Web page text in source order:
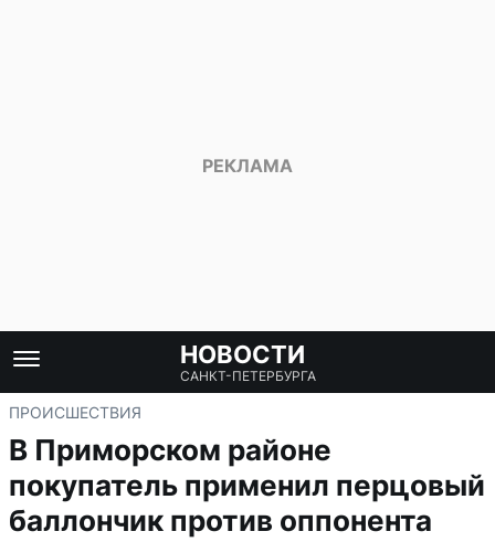
НОВОСТИ
САНКТ-ПЕТЕРБУРГА
ПРОИСШЕСТВИЯ
В Приморском районе
покупатель применил перцовый
баллончик против оппонента